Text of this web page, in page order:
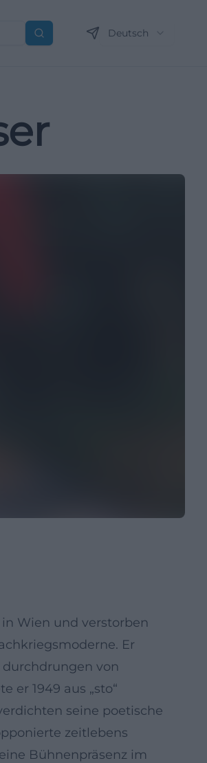
Suchen Deutsch
Wien und verstorben
Er
von
er 1949 aus „sto“
seine poetische
zeitlebens
Bühnenpräsenz im